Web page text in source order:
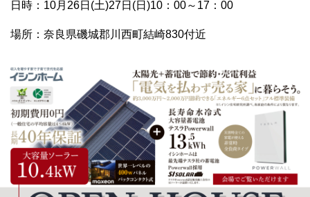
日時：10月26日(土)27日(日)10：00～17：00
場所：奈良県磯城郡川西町結崎830付近